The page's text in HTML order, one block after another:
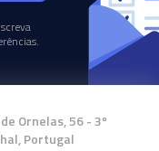
Ornelas, 56 - 3º
Portugal